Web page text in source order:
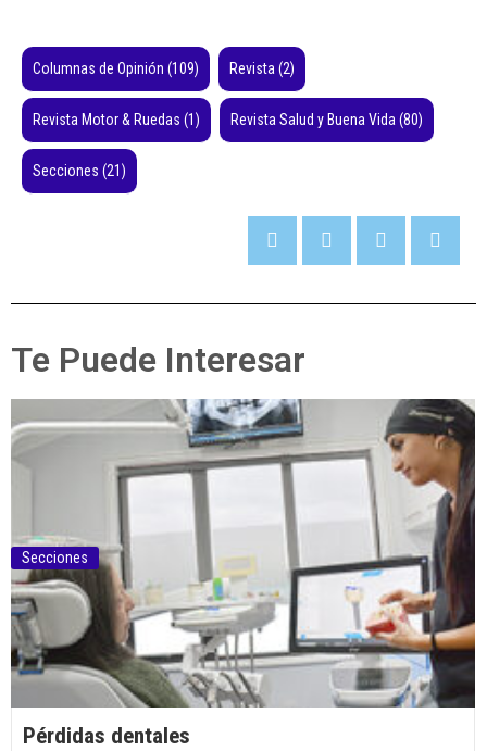
Columnas de Opinión (109) Revista (2)
Revista Motor & Ruedas (1) Revista Salud y Buena Vida (80)
Secciones (21)
Te Puede Interesar
Secciones
Pérdidas dentales